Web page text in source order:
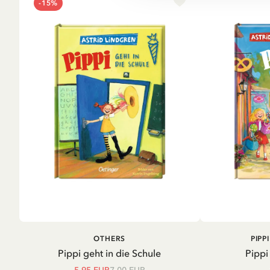
-15%
IN DEN WARENKORB
Pippi geht in die Schule
OTHERS IN